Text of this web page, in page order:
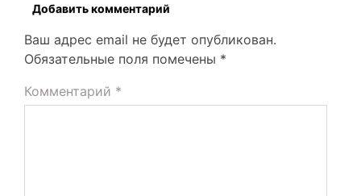
Добавить комментарий
Ваш адрес email не будет опубликован.
Обязательные поля помечены *
Комментарий *